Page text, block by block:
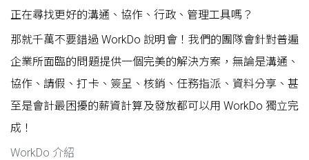
正在尋找更好的溝通、協作、行政、管理工具嗎？
那就千萬不要錯過 WorkDo 說明會！我們的團隊會針對普遍
企業所面臨的問題提供一個完美的解決方案，無論是溝通、
協作、請假、打卡、簽呈、核銷、任務指派、資料分享、甚
至是會計最困擾的薪資計算及發放都可以用 WorkDo 獨立完
成！
WorkDo 介紹